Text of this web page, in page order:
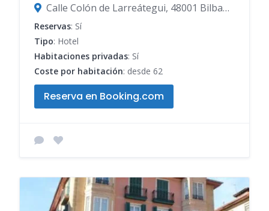
Calle Colón de Larreátegui, 48001 Bilbao, Vizcaya, España
Reservas: Sí
Tipo: Hotel
Habitaciones privadas: Sí
Coste por habitación: desde 62
Reserva en Booking.com